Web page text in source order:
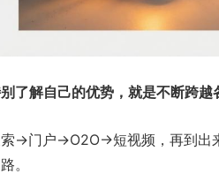
了解自己的优势，就是不断跨越
→门户→O2O→短视频，再到出
。